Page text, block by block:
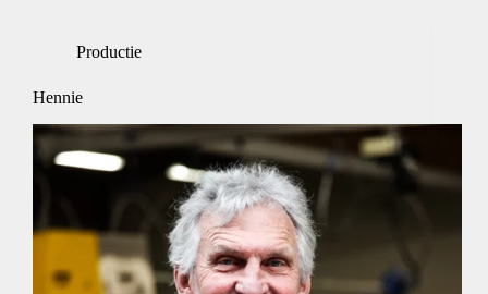
Productie
Hennie